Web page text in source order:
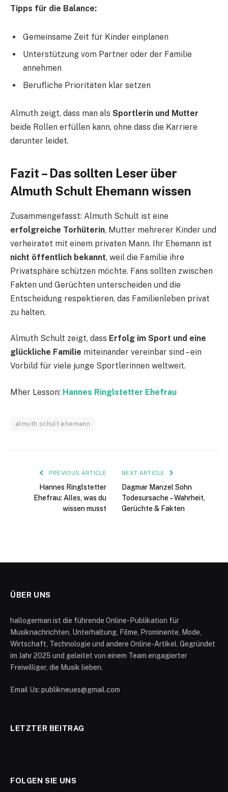
Tipps für die Balance:
Gemeinsame Zeit für Kinder einplanen
Unterstützung vom Partner oder der Familie
annehmen
Berufliche Prioritäten klar setzen
Almuth zeigt, dass man als Sportlerin und Mutter
beide Rollen erfüllen kann, ohne dass die Karriere
darunter leidet.
Fazit – Das sollten Leser über
Almuth Schult Ehemann wissen
Zusammengefasst: Almuth Schult ist eine
erfolgreiche Torhüterin, Mutter mehrerer Kinder und
verheiratet mit einem privaten Mann. Ihr Ehemann ist
nicht öffentlich bekannt, weil die Familie ihre
Privatsphäre schützen möchte. Fans sollten zwischen
Fakten und Gerüchten unterscheiden und die
Entscheidung respektieren, das Familienleben privat
zu halten.
Almuth Schult zeigt, dass Erfolg im Sport und eine
glückliche Familie miteinander vereinbar sind – ein
Vorbild für viele junge Sportlerinnen weltweit.
Mher Lesson: Hannes Ringlstetter Ehefrau
almuth schult ehemann
PREVIOUS ARTICLE
Hannes Ringlstetter
Ehefrau: Alles, was du
wissen musst
NEXT ARTICLE
Dagmar Manzel Sohn
Todesursache – Wahrheit,
Gerüchte & Fakten
ÜBER UNS
hallogerman ist die führende Online-Publikation für
Musiknachrichten, Unterhaltung, Filme, Prominente, Mode,
Wirtschaft, Technologie und andere Online-Artikel. Gegründet
im Jahr 2025 und geleitet von einem Team engagierter
Freiwilliger, die Musik lieben.
Email Us: publikneues@gmail.com
LETZTER BEITRAG
FOLGEN SIE UNS